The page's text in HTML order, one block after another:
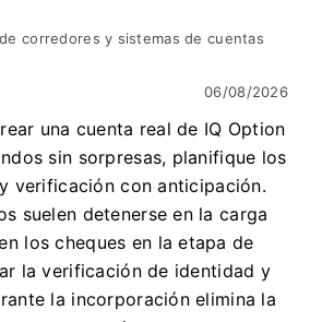
corredores y sistemas de cuentas
06/08/2026
una cuenta real de IQ Option
sin sorpresas, planifique los
verificación con anticipación.
suelen detenerse en la carga
los cheques en la etapa de
la verificación de identidad y
la incorporación elimina la